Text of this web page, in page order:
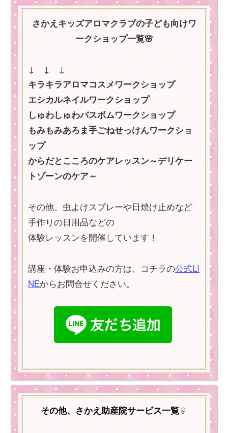
さかえキッズアロマクラブの子ども向けワ
ークショップ一覧🌸
↓ ↓ ↓
キラキラアロマコスメワークショップ
エシカルネイルワークショップ
しゅわしゅわバスボムワークショップ
もみもみあろま手ごねせっけんワークショ
ップ
からだとこころのケアレッスン～デリケー
トゾーンのケア～
その他、虫よけスプレーや日焼け止めなど
手作りの日用品などの
体験レッスンを開催しています！
講座・体験お申込みの方は、コチラの公式LI
NEからお問合せください。
その他、さかえ助産院サービス一覧